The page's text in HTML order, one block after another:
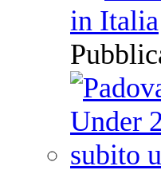
in Italia